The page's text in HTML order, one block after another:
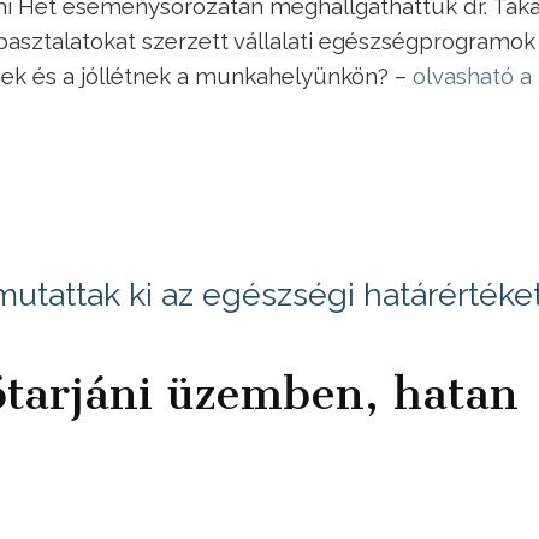
Hét eseménysorozatán meghallgathattuk dr.
szerzett vállalati egészségprogramok
és a jóllétnek a munkahelyünkön? – olvasható a
ki az egészségi
üzemben, hatan